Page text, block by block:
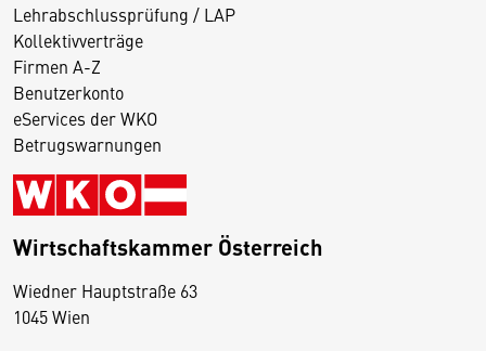
Lehrabschlussprüfung / LAP
Kollektivverträge
Firmen A-Z
Benutzerkonto
eServices der WKO
Betrugswarnungen
Wirtschaftskammer Österreich
Wiedner Hauptstraße 63
1045 Wien
D